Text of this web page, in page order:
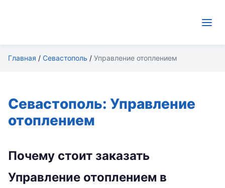
Главная / Севастополь / Управление отоплением
Севастополь: Управление
отоплением
Почему стоит заказать
Управление отоплением в